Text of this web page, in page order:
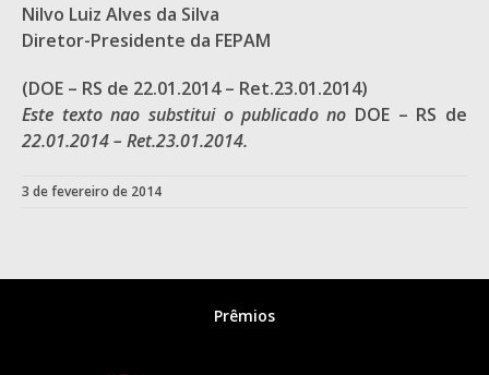
Nilvo Luiz Alves da Silva
Diretor-Presidente da FEPAM
(DOE – RS de 22.01.2014 – Ret.23.01.2014)
Este texto nao substitui o publicado no DOE – RS de
22.01.2014 – Ret.23.01.2014.
3 de fevereiro de 2014
Prêmios